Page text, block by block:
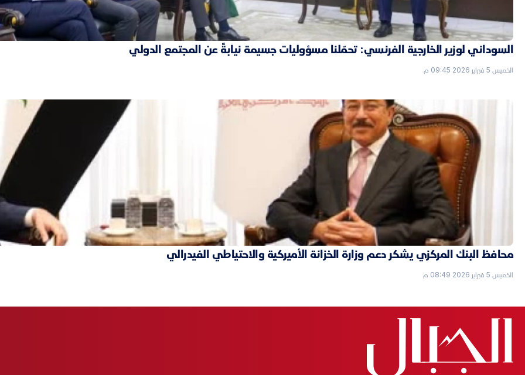
السوداني لوزير الخارجية الفرنسي: تحمّلنا مسؤوليات جسيمة نيابةً عن المجتمع الدولي
الخميس 5 فبراير 2026 09:45 م
محافظ البنك المركزي يشكر دعم وزارة الخزانة الأميركية والاحتياطي الفيدرالي
الخميس 5 فبراير 2026 08:49 م